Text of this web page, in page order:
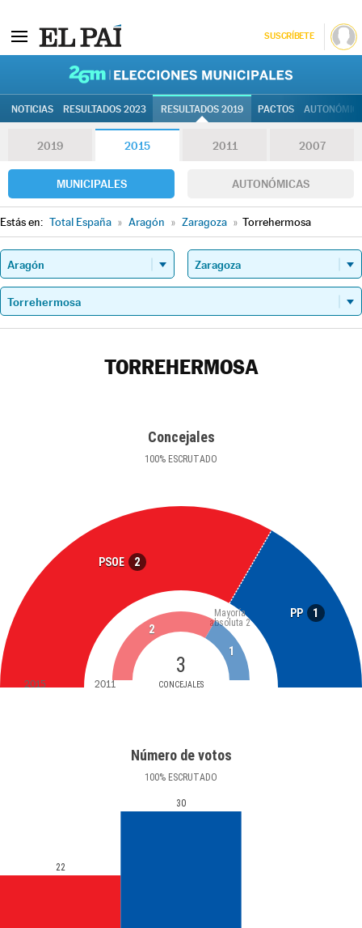
SUSCRÍBETE
NOTICIAS RESULTADOS 2023 RESULTADOS 2019 PACTOS
2019 2015 2011 2007
MUNICIPALES AUTONÓMICAS
Estás en: Total España » Aragón » Zaragoza » Torrehermosa
TORREHERMOSA
Concejales
100% ESCRUTADO
PSOE 2
PP 1
3
CONCEJALES
Mayoría
absoluta 2
2
1
2015 2011
Número de votos
100% ESCRUTADO
22
30